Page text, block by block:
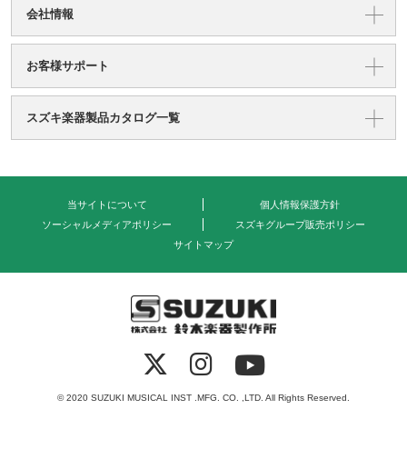
会社情報
お客様サポート
スズキ楽器製品カタログ一覧
当サイトについて
個人情報保護方針
ソーシャルメディアポリシー
スズキグループ販売ポリシー
サイトマップ
© 2020 SUZUKI MUSICAL INST .MFG. CO. ,LTD. All Rights Reserved.